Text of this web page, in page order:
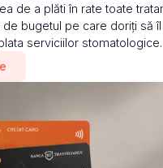
de a plăti în rate toate
bugetul pe care doriți să îl
serviciilor stomatologice.